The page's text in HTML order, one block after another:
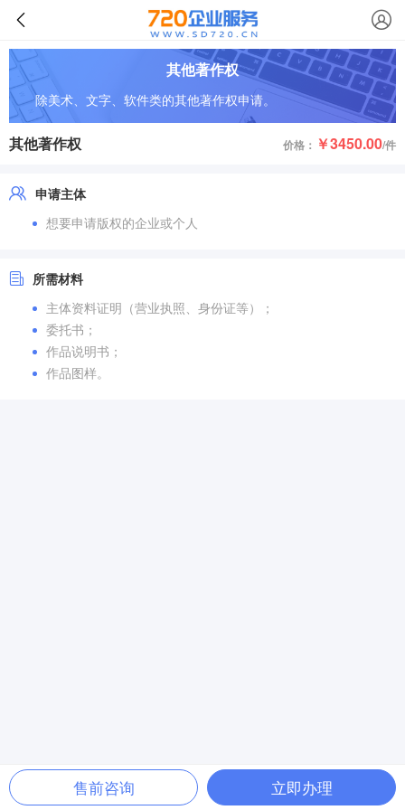
其他著作权
除美术、文字、软件类的其他著作权申请。
其他著作权 价格： ￥3450.00/件
申请主体
想要申请版权的企业或个人
所需材料
主体资料证明（营业执照、身份证等）；
委托书；
作品说明书；
作品图样。
售前咨询 立即办理